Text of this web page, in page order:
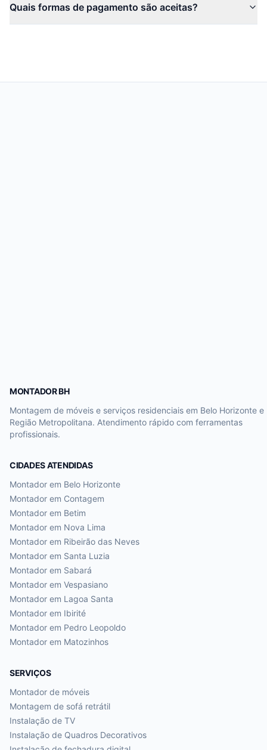
Quais formas de pagamento são aceitas?
MONTADOR BH
Montagem de móveis e serviços residenciais em Belo Horizonte e
Região Metropolitana. Atendimento rápido com ferramentas
profissionais.
CIDADES ATENDIDAS
Montador em Belo Horizonte
Montador em Contagem
Montador em Betim
Montador em Nova Lima
Montador em Ribeirão das Neves
Montador em Santa Luzia
Montador em Sabará
Montador em Vespasiano
Montador em Lagoa Santa
Montador em Ibirité
Montador em Pedro Leopoldo
Montador em Matozinhos
SERVIÇOS
Montador de móveis
Montagem de sofá retrátil
Instalação de TV
Instalação de Quadros Decorativos